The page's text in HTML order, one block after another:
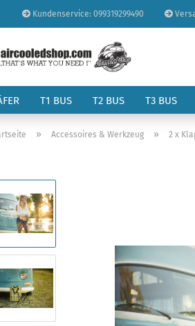
Kundenservice: 099319299490
T1 BUS T2 BUS T3 BUS
» Accessoires & Werkzeug » 2 x